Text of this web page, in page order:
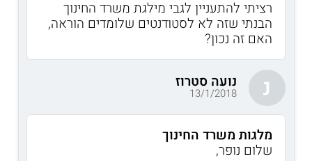
רציתי להתעניין לגבי מילגת משרד החינוך
הבנתי שזה לא לסטודנטים שלומדים הוראה,
האם זה נכון?
נ נועה סטרוז
13/1/2018
מלגות משרד החינוך
שלום נופר,